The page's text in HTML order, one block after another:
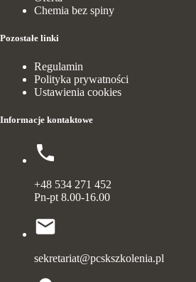
Chemia bez spiny
Pozostałe linki
Regulamin
Polityka prywatności
Ustawienia cookies
Informacje kontaktowe
+48 534 271 452
Pn-pt 8.00-16.00
sekretariat@pcskszkolenia.pl